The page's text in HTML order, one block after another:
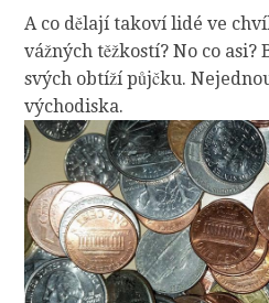
A co dělají takoví lidé ve
vážných těžkostí? No co
svých obtíží půjčku.
východiska.